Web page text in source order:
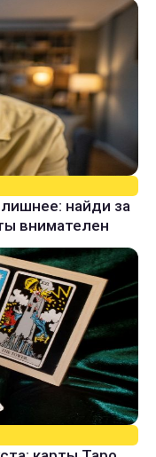
найди за
внимателен